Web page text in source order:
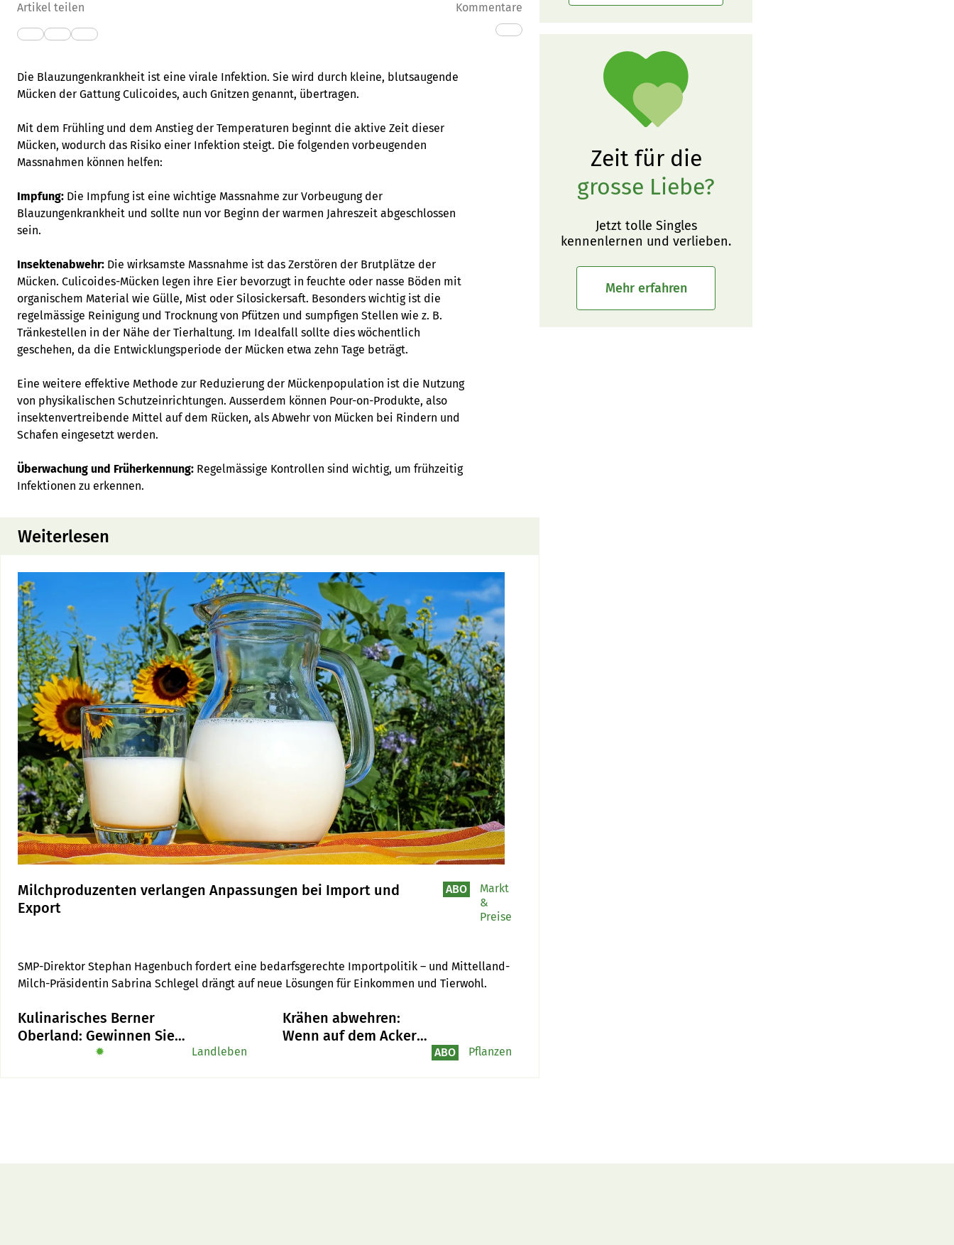
Artikel teilen Kommentare
Die Blauzungenkrankheit ist eine virale Infektion. Sie wird durch kleine, blutsaugende
Mücken der Gattung Culicoides, auch Gnitzen genannt, übertragen.
Mit dem Frühling und dem Anstieg der Temperaturen beginnt die aktive Zeit dieser
Mücken, wodurch das Risiko einer Infektion steigt. Die folgenden vorbeugenden
Massnahmen können helfen:
Impfung: Die Impfung ist eine wichtige Massnahme zur Vorbeugung der
Blauzungenkrankheit und sollte nun vor Beginn der warmen Jahreszeit abgeschlossen
sein.
Insektenabwehr: Die wirksamste Massnahme ist das Zerstören der Brutplätze der
Mücken. Culicoides-Mücken legen ihre Eier bevorzugt in feuchte oder nasse Böden mit
organischem Material wie Gülle, Mist oder Silosickersaft. Besonders wichtig ist die
regelmässige Reinigung und Trocknung von Pfützen und sumpfigen Stellen wie z. B.
Tränkestellen in der Nähe der Tierhaltung. Im Idealfall sollte dies wöchentlich
geschehen, da die Entwicklungsperiode der Mücken etwa zehn Tage beträgt.
Eine weitere effektive Methode zur Reduzierung der Mückenpopulation ist die Nutzung
von physikalischen Schutzeinrichtungen. Ausserdem können Pour-on-Produkte, also
insektenvertreibende Mittel auf dem Rücken, als Abwehr von Mücken bei Rindern und
Schafen eingesetzt werden.
Überwachung und Früherkennung: Regelmässige Kontrollen sind wichtig, um frühzeitig
Infektionen zu erkennen.
Weiterlesen
Milchproduzenten verlangen Anpassungen bei Import und
Export
SMP-Direktor Stephan Hagenbuch fordert eine bedarfsgerechte Importpolitik – und Mittelland-
Milch-Präsidentin Sabrina Schlegel drängt auf neue Lösungen für Einkommen und Tierwohl.
ABO
Markt
&
Preise
Kulinarisches Berner
Oberland: Gewinnen Sie
das Buch «Alpe-Chuchi»
✹ Landleben
Krähen abwehren:
Wenn auf dem Acker
ABO Pflanzen
Zeit für die
grosse Liebe?
Jetzt tolle Singles
kennenlernen und verlieben.
Mehr erfahren